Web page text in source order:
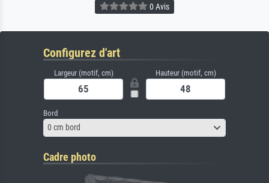
0 Avis
Configurez d'art
Largeur (motif, cm) Hauteur (motif, cm)
Bord
0 cm bord
Cadre photo